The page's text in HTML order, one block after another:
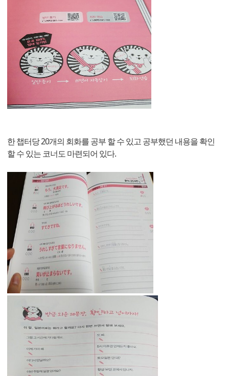
한 챕터당 20개의 회화를 공부 할 수 있고 공부했던 내용을 확인
할 수 있는 코너도 마련되어 있다.